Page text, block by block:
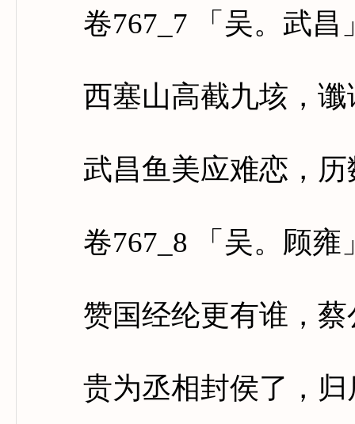
卷767_7 「吴。武昌
西塞山高截九垓，谶
武昌鱼美应难恋，历
卷767_8 「吴。顾雍
赞国经纶更有谁，蔡
贵为丞相封侯了，归